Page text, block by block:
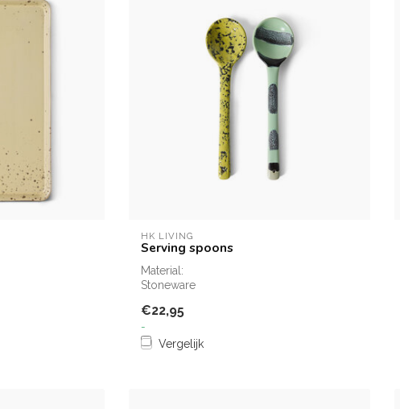
HK LIVING
Serving spoons
Material:
Stoneware
€22,95
-
Vergelijk